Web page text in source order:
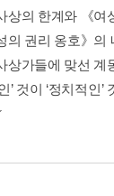
상의 한계와 《여
의 권리 옹호》의
상가들에 맞선 계
’ 것이 ‘정치적인’